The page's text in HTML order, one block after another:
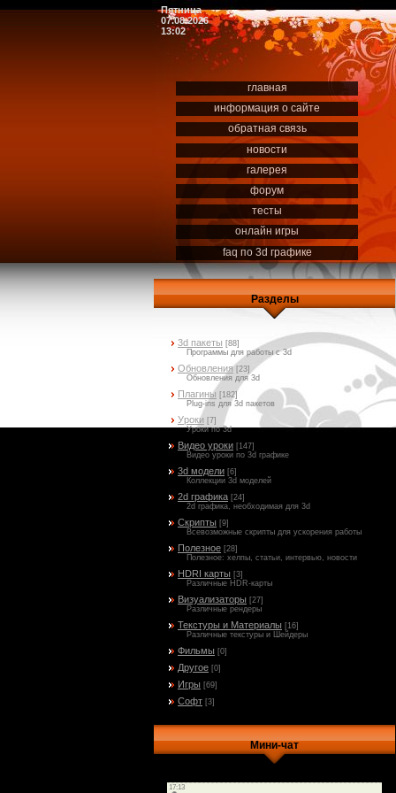
Пятница
07.08.2026
13:02
главная
информация о сайте
обратная связь
новости
галерея
форум
тесты
онлайн игры
faq по 3d графике
Разделы
3d пакеты [88]
Программы для работы с 3d
Обновления [23]
Обновления для 3d
Плагины [182]
Plug-ins для 3d пакетов
Уроки [7]
Уроки по 3d
Видео уроки [147]
Видео уроки по 3d графике
3d модели [6]
Коллекции 3d моделей
2d графика [24]
2d графика, необходимая для 3d
Скрипты [9]
Всевозможные скрипты для ускорения работы
Полезное [28]
Полезное: хелпы, статьи, интервью, новости
HDRI карты [3]
Различные HDR-карты
Визуализаторы [27]
Различные рендеры
Текстуры и Материалы [16]
Различные текстуры и Шейдеры
Фильмы [0]
Другое [0]
Игры [69]
Софт [3]
Мини-чат